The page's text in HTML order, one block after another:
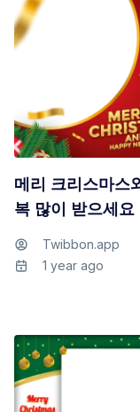
메리 크리스마스
복 많이 받으세요
Twibbon.app
1 year ago